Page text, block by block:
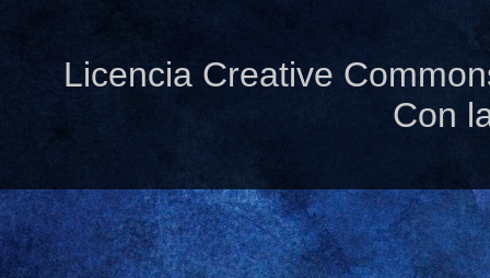
Licencia Creative
Con